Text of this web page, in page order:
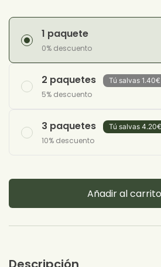
1 paquete
0% descuento
2 paquetes Tú salvas 1.40€
5% descuento
3 paquetes Tú salvas 4.20€
10% descuento
Añadir al carrito